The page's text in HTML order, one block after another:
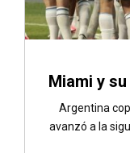
Miami y
Argentina
avanzó a la